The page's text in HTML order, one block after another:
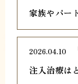
家族やパー
注入治療は
2026.04.10